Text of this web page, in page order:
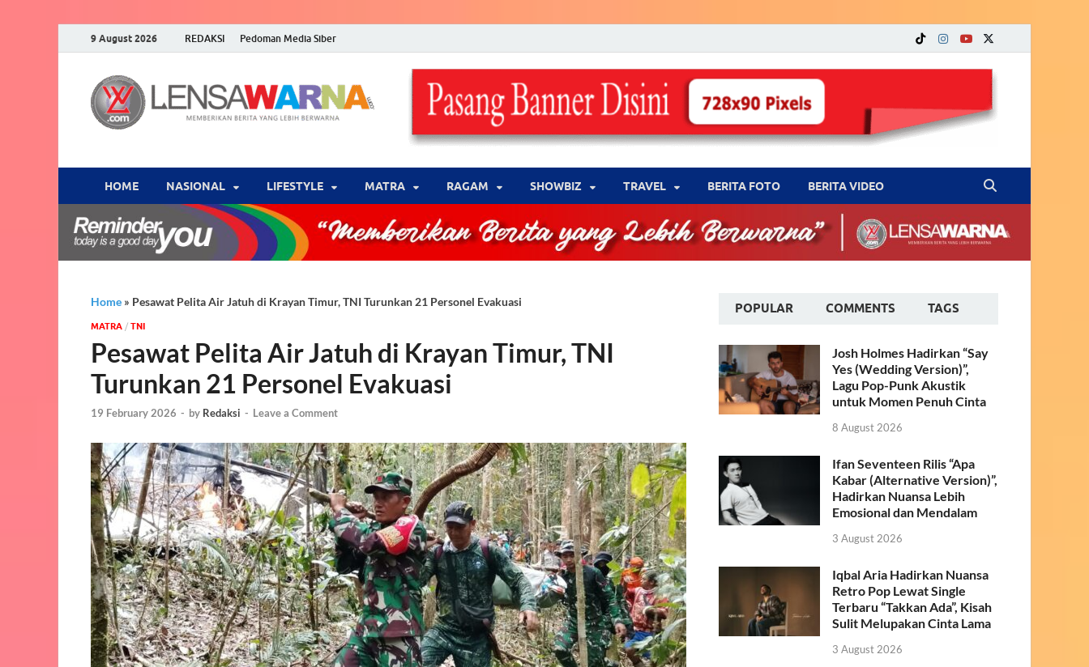
9 August 2026 REDAKSI Pedoman Media Siber
LENSA WARNA .com
Memberikan Berita yang Lebih Berwarna
HOME NASIONAL ‎LIFESTYLE MATRA ‎RAGAM ‎SHOWBIZ ‎TRAVEL BERITA FOTO BERITA VIDEO
Home » Pesawat Pelita Air Jatuh di Krayan Timur, TNI Turunkan 21 Personel Evakuasi
MATRA / TNI
Pesawat Pelita Air Jatuh di Krayan Timur, TNI
Turunkan 21 Personel Evakuasi
19 February 2026 - by Redaksi - Leave a Comment
POPULAR COMMENTS TAGS
Josh Holmes Hadirkan “Say
Yes (Wedding Version)”,
Lagu Pop-Punk Akustik
untuk Momen Penuh Cinta
8 August 2026
Ifan Seventeen Rilis “Apa
Kabar (Alternative Version)”,
Hadirkan Nuansa Lebih
Emosional dan Mendalam
3 August 2026
Iqbal Aria Hadirkan Nuansa
Retro Pop Lewat Single
Terbaru “Takkan Ada”, Kisah
Sulit Melupakan Cinta Lama
3 August 2026